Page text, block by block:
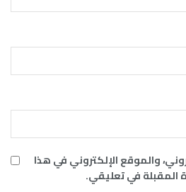
والموقع الإلكتروني في هذا
المقبلة في تعليقي.